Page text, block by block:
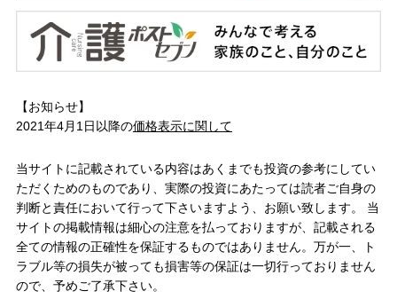
【お知らせ】
2021年4月1日以降の価格表示に関して
当サイトに記載されている内容はあくまでも投資の参考にしてい
ただくためのものであり、実際の投資にあたっては読者ご自身の
判断と責任において行って下さいますよう、お願い致します。 当
サイトの掲載情報は細心の注意を払っておりますが、記載される
全ての情報の正確性を保証するものではありません。万が一、ト
ラブル等の損失が被っても損害等の保証は一切行っておりません
ので、予めご了承下さい。